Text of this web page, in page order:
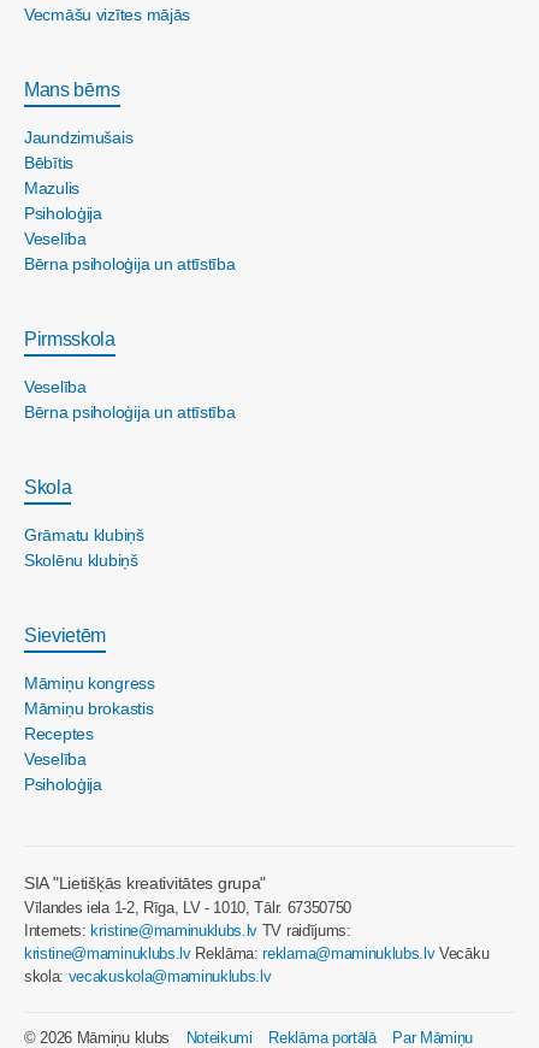
Vecmāšu vizītes mājās
Mans bērns
Jaundzimušais
Bēbītis
Mazulis
Psiholoģija
Veselība
Bērna psiholoģija un attīstība
Pirmsskola
Veselība
Bērna psiholoģija un attīstība
Skola
Grāmatu klubiņš
Skolēnu klubiņš
Sievietēm
Māmiņu kongress
Māmiņu brokastis
Receptes
Veselība
Psiholoģija
SIA "Lietišķās kreativitātes grupa"
Vīlandes iela 1-2, Rīga, LV - 1010, Tālr. 67350750
Internets: kristine@maminuklubs.lv TV raidījums:
kristine@maminuklubs.lvReklāma:reklama@maminuklubs.lvVecāku
skola: vecakuskola@maminuklubs.lv
© 2026 Māmiņu klubs Noteikumi Reklāma portālā Par Māmiņu